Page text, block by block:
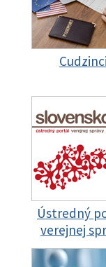
Cudzinci
Ústredný
verejnej